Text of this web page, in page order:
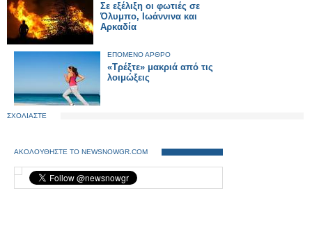
Σε εξέλιξη οι φωτιές σε
Όλυμπο, Ιωάννινα και
Αρκαδία
ΕΠΟΜΕΝΟ ΑΡΘΡΟ
«Τρέξτε» μακριά από τις
λοιμώξεις
ΣΧΟΛΙΑΣΤΕ
ΑΚΟΛΟΥΘΗΣΤΕ ΤΟ NEWSNOWGR.COM